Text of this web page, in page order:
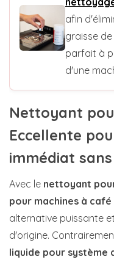
afin
graisse
parfait à
d'une
Nettoyant
Eccellente
immédiat
Avec le nettoyant
pour machines à café
alternative puissante
d'origine.
liquide pour système